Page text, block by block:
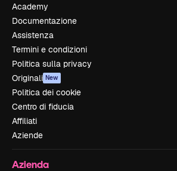
Academy
Documentazione
Assistenza
Termini e condizioni
Politica sulla privacy
Originali New
Politica dei cookie
Centro di fiducia
Affiliati
Aziende
Azienda